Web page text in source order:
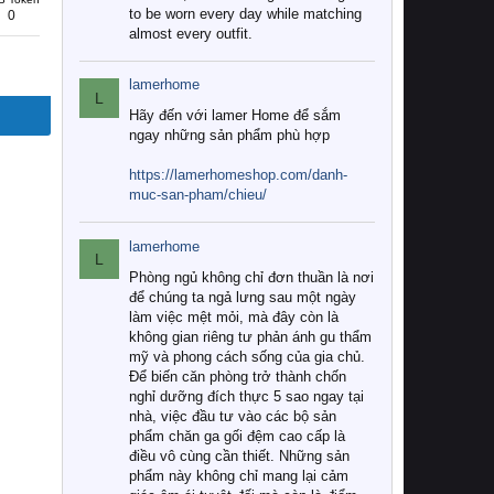
0
to be worn every day while matching
almost every outfit.
L
lamerhome
Hãy đến với lamer Home để sắm
ngay những sản phẩm phù hợp
https://lamerhomeshop.com/danh-
muc-san-pham/chieu/
L
lamerhome
Phòng ngủ không chỉ đơn thuần là nơi
để chúng ta ngả lưng sau một ngày
làm việc mệt mỏi, mà đây còn là
không gian riêng tư phản ánh gu thẩm
mỹ và phong cách sống của gia chủ.
Để biến căn phòng trở thành chốn
nghỉ dưỡng đích thực 5 sao ngay tại
nhà, việc đầu tư vào các bộ sản
phẩm chăn ga gối đệm cao cấp là
điều vô cùng cần thiết. Những sản
phẩm này không chỉ mang lại cảm